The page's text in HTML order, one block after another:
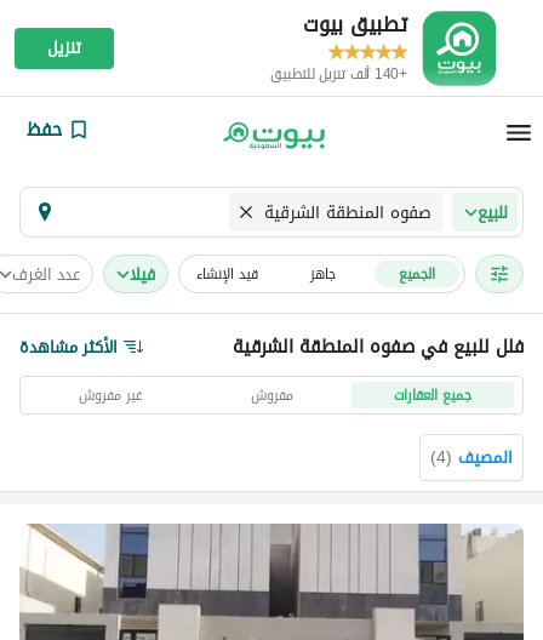
تطبيق بيوت
+140 ألف تنزيل للتطبيق
تنزيل
حفظ
للبيع صفوه المنطقة الشرقية
الجميع جاهز قيد الإنشاء فیلا عدد الغرف
فلل للبيع في صفوه المنطقة الشرقية الأكثر مشاهدة
جميع العقارات مفروش غير مفروش
المصيف (
4
)